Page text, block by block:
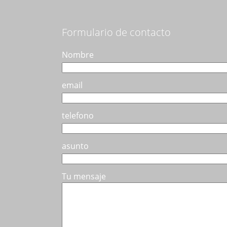
en
página
de
Formulario de contacto
Nombre
email
telefono
asunto
Tu mensaje